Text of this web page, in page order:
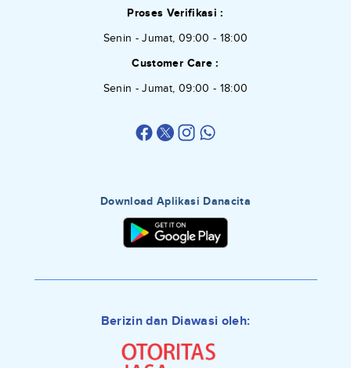
Proses Verifikasi :
Senin - Jumat, 09:00 - 18:00
Customer Care :
Senin - Jumat, 09:00 - 18:00
Download Aplikasi Danacita
Berizin dan Diawasi oleh: